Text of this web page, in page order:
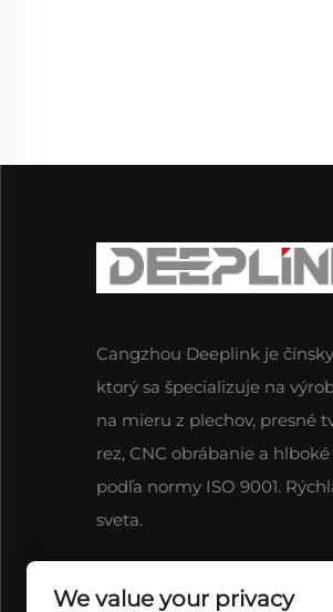
Cangzhou Deeplink je
ktorý sa špecializuje na
na mieru z plechov, presné
rez, CNC obrábanie a
podľa normy ISO 9001.
sveta.
We value your privacy